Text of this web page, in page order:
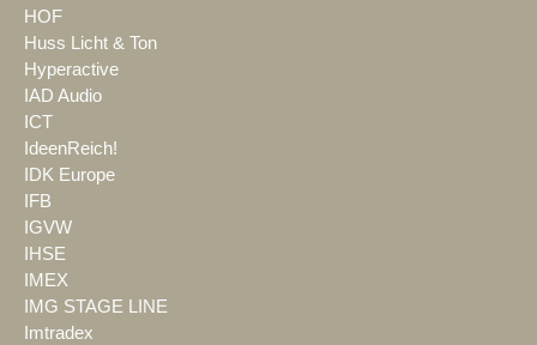
HOF
Huss Licht & Ton
Hyperactive
IAD Audio
ICT
IdeenReich!
IDK Europe
IFB
IGVW
IHSE
IMEX
IMG STAGE LINE
Imtradex